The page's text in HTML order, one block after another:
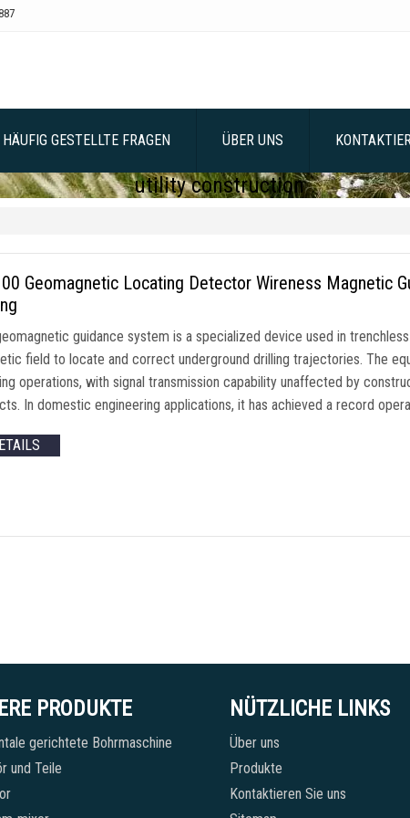
HÄUFIG GESTELLTE FRAGEN ÜBER UNS
utility construction
Geomagnetic Locating Detector Wireness Magnetic
guidance system is a specialized device used in
field to locate and correct underground drilling trajectories.The
operations,with signal transmission capability unaffected by
. In domestic engineering applications,it has achieved a record
PRODUKTE
gerichtete Bohrmaschine
und Teile
NÜTZLICHE LINKS
Über uns
Produkte
Kontaktieren Sie uns